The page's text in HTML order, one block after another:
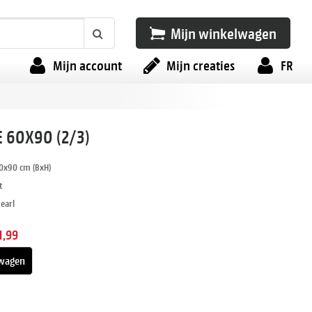
Mijn winkelwagen
FR
Mijn creaties
Mijn account
60X90 (2/3)
cm (BxH)